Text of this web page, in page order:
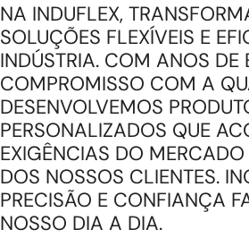
NA INDUFLEX,
SOLUÇÕES FLEXÍVEIS E
INDÚSTRIA. COM ANOS DE
COMPROMISSO COM A
DESENVOLVEMOS
PERSONALIZADOS QUE
EXIGÊNCIAS DO
DOS NOSSOS CLIENTES.
PRECISÃO E CONFIANÇA
NOSSO DIA A DIA.